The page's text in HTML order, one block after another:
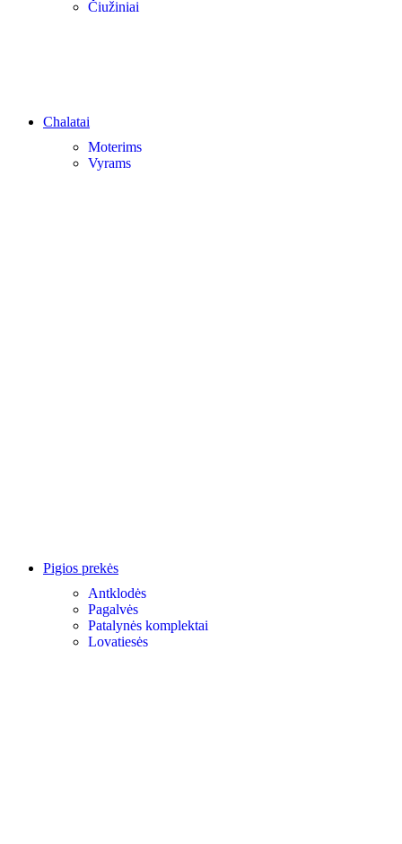
Čiužiniai
Chalatai
Moterims
Vyrams
Pigios prekės
Antklodės
Pagalvės
Patalynės komplektai
Lovatiesės